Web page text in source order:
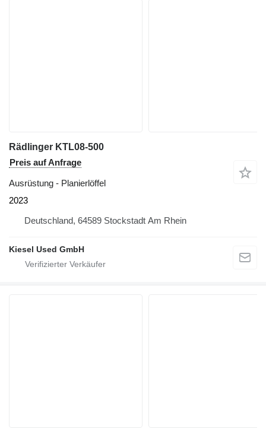
Rädlinger KTL08-500
Preis auf Anfrage
Ausrüstung - Planierlöffel
2023
Deutschland, 64589 Stockstadt Am Rhein
Kiesel Used GmbH